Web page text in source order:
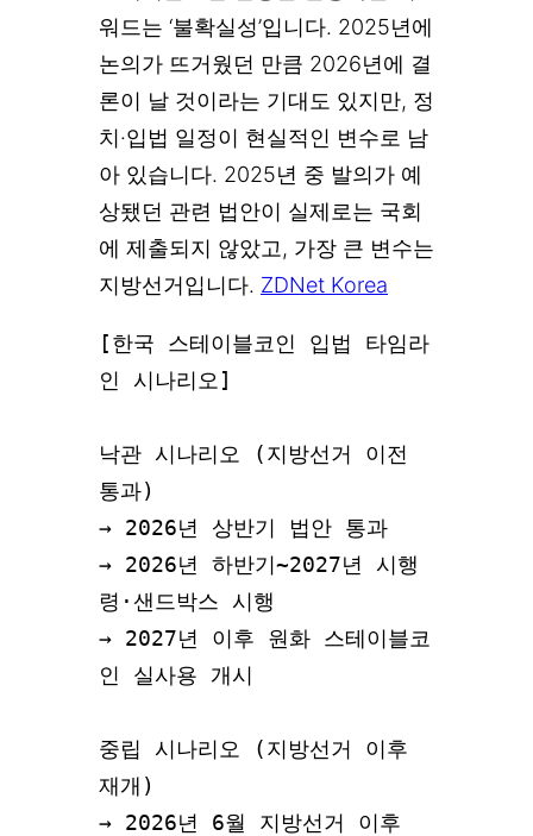
워드는 ‘불확실성’입니다. 2025년에
논의가 뜨거웠던 만큼 2026년에 결
론이 날 것이라는 기대도 있지만, 정
치·입법 일정이 현실적인 변수로 남
아 있습니다. 2025년 중 발의가 예
상됐던 관련 법안이 실제로는 국회
에 제출되지 않았고, 가장 큰 변수는
지방선거입니다. ZDNet Korea
[한국 스테이블코인 입법 타임라
인 시나리오]
낙관 시나리오 (지방선거 이전
통과)
→ 2026년 상반기 법안 통과
→ 2026년 하반기~2027년 시행
령·샌드박스 시행
→ 2027년 이후 원화 스테이블코
인 실사용 개시
중립 시나리오 (지방선거 이후
재개)
→ 2026년 6월 지방선거 이후